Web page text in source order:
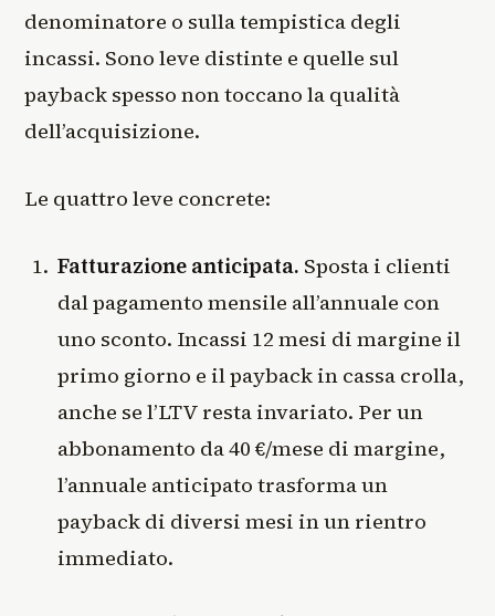
denominatore o sulla tempistica degli
incassi. Sono leve distinte e quelle sul
payback spesso non toccano la qualità
dell’acquisizione.
Le quattro leve concrete:
Fatturazione anticipata. Sposta i clienti
dal pagamento mensile all’annuale con
uno sconto. Incassi 12 mesi di margine il
primo giorno e il payback in cassa crolla,
anche se l’LTV resta invariato. Per un
abbonamento da 40 €/mese di margine,
l’annuale anticipato trasforma un
payback di diversi mesi in un rientro
immediato.